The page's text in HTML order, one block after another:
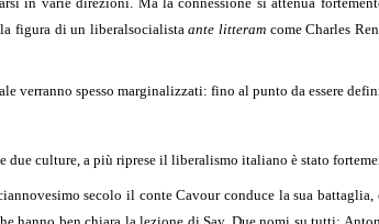
figura di un liberalsocialistaante litteram come Charles
spesso marginalizzati: fino al punto da essere
culture, a più riprese il liberalismo italiano è stato
secolo il conte Cavour conduce la sua